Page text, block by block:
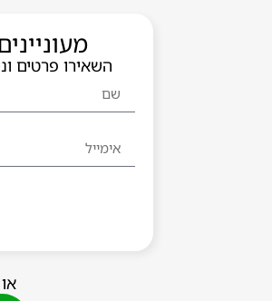
השאירו פרטים